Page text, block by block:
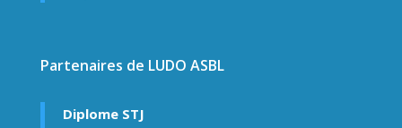
Partenaires de LUDO ASBL
Diplome STJ